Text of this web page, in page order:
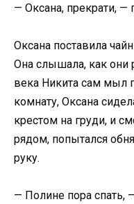
— Оксана, прекрати, —
Оксана поставила
Она слышала, как они
века Никита сам мыл
комнату, Оксана
крестом на груди, и
рядом, попытался
руку.
— Полине пора спать,